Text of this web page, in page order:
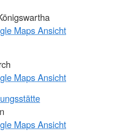
Maps Ansicht
Maps Ansicht
Maps Ansicht